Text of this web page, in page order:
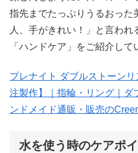
指先までたっぷりうるおった
人、手がきれい！」と言わ
「ハンドケア」をご紹介して
プレナイト ダブルストーン
注製作】｜指輪・リング｜ダ
ンドメイド通販・販売の
水を使う時のケアポ